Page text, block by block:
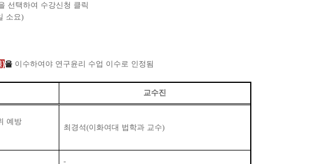
선택하여 수강신청 클릭
소요)
)을이수하여야 연구윤리 수업 이수로 인정됨
교수진
예방
최경석(이화여대 법학과 교수)
-